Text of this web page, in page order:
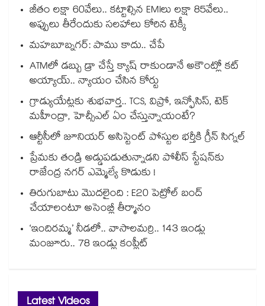
జీతం లక్షా 60వేలు.. కట్టాల్సిన EMIలు లక్షా 85వేలు..
అప్పులు తీరేందుకు సలహాలు కోరిన టెక్కీ
మహబూబ్నగర్: పాము కాదు.. చేపే
ATMలో డబ్బు డ్రా చేస్తే క్యాష్ రాకుండానే అకౌంట్లో కట్
అయ్యాయ్.. న్యాయం చేసిన కోర్టు
గ్రాడ్యుయేట్లకు శుభవార్త.. TCS, విప్రో, ఇన్ఫోసిస్, టెక్
మహీంద్రా, హెచ్సీఎల్ ఏం చేస్తున్నాయంటే?
ఆర్టీసీలో జూనియర్ అసిస్టెంట్‌‌ పోస్టుల భర్తీకి గ్రీన్‌‌ సిగ్నల్
ప్రేమకు తండ్రి అడ్డుపడుతున్నాడని పోలీస్ స్టేషన్⁪కు
రాజేంద్ర నగర్ ఎమ్మెల్యే కొడుకు !
తిరుగుబాటు మొదలైంది : E20 పెట్రోల్ బంద్
చేయాలంటూ అసెంబ్లీ తీర్మానం
‘ఇందిరమ్మ’ నీడలో.. వాసాలమర్రి.. 143 ఇండ్లు
మంజూరు.. 78 ఇండ్లు కంప్లీట్